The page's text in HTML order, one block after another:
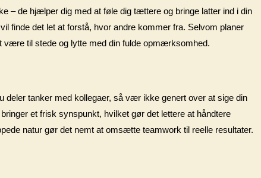
– de hjælper dig med at føle dig tættere og bringe latter ind i din
finde det let at forstå, hvor andre kommer fra. Selvom planer
være til stede og lytte med din fulde opmærksomhed.
tanker med kollegaer, så vær ikke genert over at sige din
et frisk synspunkt, hvilket gør det lettere at håndtere
natur gør det nemt at omsætte teamwork til reelle resultater.